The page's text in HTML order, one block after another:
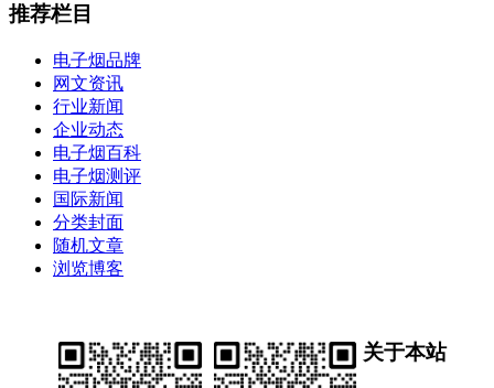
推荐栏目
电子烟品牌
网文资讯
行业新闻
企业动态
电子烟百科
电子烟测评
国际新闻
分类封面
随机文章
浏览博客
关于本站